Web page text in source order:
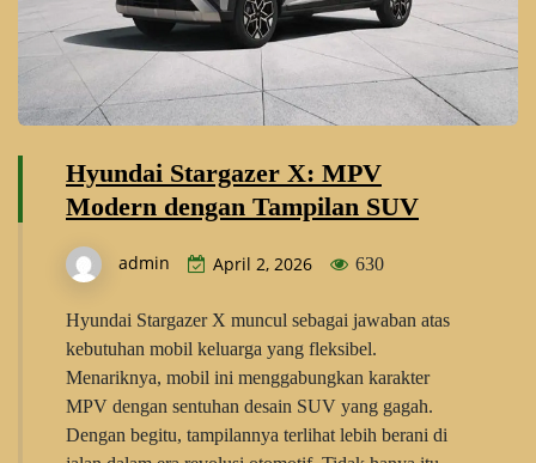
Hyundai Stargazer X: MPV
Modern dengan Tampilan SUV
admin April 2, 2026 630
Hyundai Stargazer X muncul sebagai jawaban atas
kebutuhan mobil keluarga yang fleksibel.
Menariknya, mobil ini menggabungkan karakter
MPV dengan sentuhan desain SUV yang gagah.
Dengan begitu, tampilannya terlihat lebih berani di